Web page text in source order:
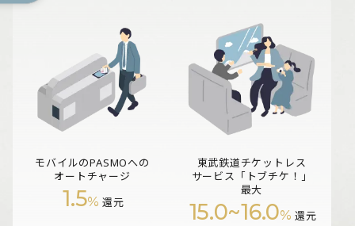
モバイルのPASMOへの
オートチャージ
1.5% 還元
東武鉄道チケットレス
サービス「トブチケ！」
最大
15.0~16.0% 還元